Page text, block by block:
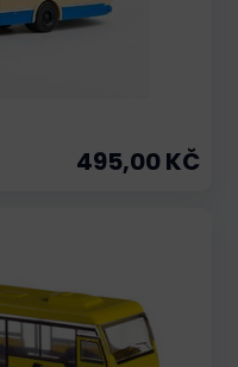
495,00 KČ